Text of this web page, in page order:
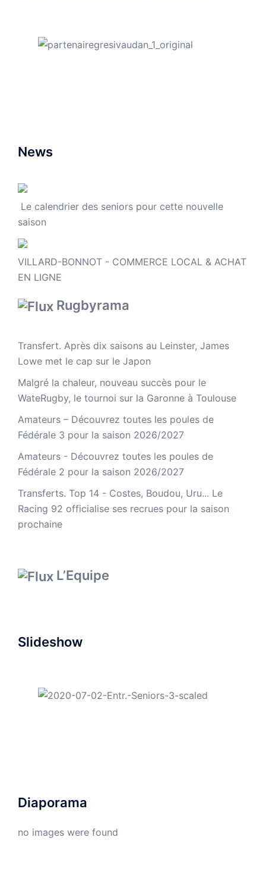
News
Le calendrier des seniors pour cette nouvelle
saison
VILLARD-BONNOT - COMMERCE LOCAL & ACHAT
EN LIGNE
Rugbyrama
Transfert. Après dix saisons au Leinster, James
Lowe met le cap sur le Japon
Malgré la chaleur, nouveau succès pour le
WateRugby, le tournoi sur la Garonne à Toulouse
Amateurs – Découvrez toutes les poules de
Fédérale 3 pour la saison 2026/2027
Amateurs - Découvrez toutes les poules de
Fédérale 2 pour la saison 2026/2027
Transferts. Top 14 - Costes, Boudou, Uru... Le
Racing 92 officialise ses recrues pour la saison
prochaine
L’Equipe
Slideshow
Diaporama
no images were found